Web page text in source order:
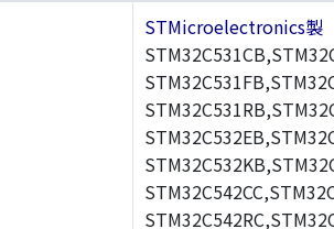
STMicroelectronics製